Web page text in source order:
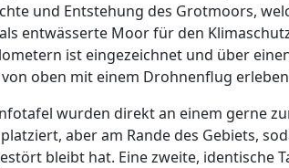
und Entstehung des Grotmoors,
entwässerte Moor für den
ist eingezeichnet und über
oben mit einem Drohnenflug
wurden direkt an einem gerne
aber am Rande des Gebiets,
bleibt hat. Eine zweite, identische